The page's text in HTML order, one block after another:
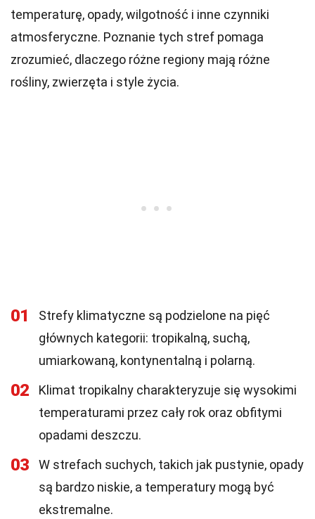
temperaturę, opady, wilgotność i inne czynniki
atmosferyczne. Poznanie tych stref pomaga
zrozumieć, dlaczego różne regiony mają różne
rośliny, zwierzęta i style życia.
01
Strefy klimatyczne są podzielone na pięć
głównych kategorii: tropikalną, suchą,
umiarkowaną, kontynentalną i polarną.
02
Klimat tropikalny charakteryzuje się wysokimi
temperaturami przez cały rok oraz obfitymi
opadami deszczu.
03
W strefach suchych, takich jak pustynie, opady
są bardzo niskie, a temperatury mogą być
ekstremalne.